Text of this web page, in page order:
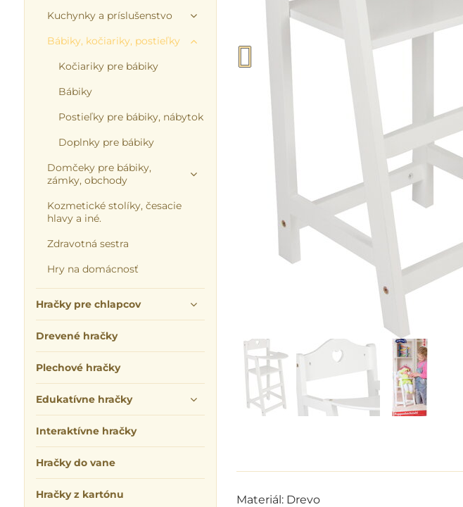
Materiál: Drevo
Kuchynky a príslušenstvo
Bábiky, kočiariky, postieľky
Kočiariky pre bábiky
Bábiky
Postieľky pre bábiky, nábytok
Doplnky pre bábiky
Domčeky pre bábiky,
zámky, obchody
Kozmetické stolíky, česacie
hlavy a iné.
Zdravotná sestra
Hry na domácnosť
Hračky pre chlapcov
Drevené hračky
Plechové hračky
Edukatívne hračky
Interaktívne hračky
Hračky do vane
Hračky z kartónu